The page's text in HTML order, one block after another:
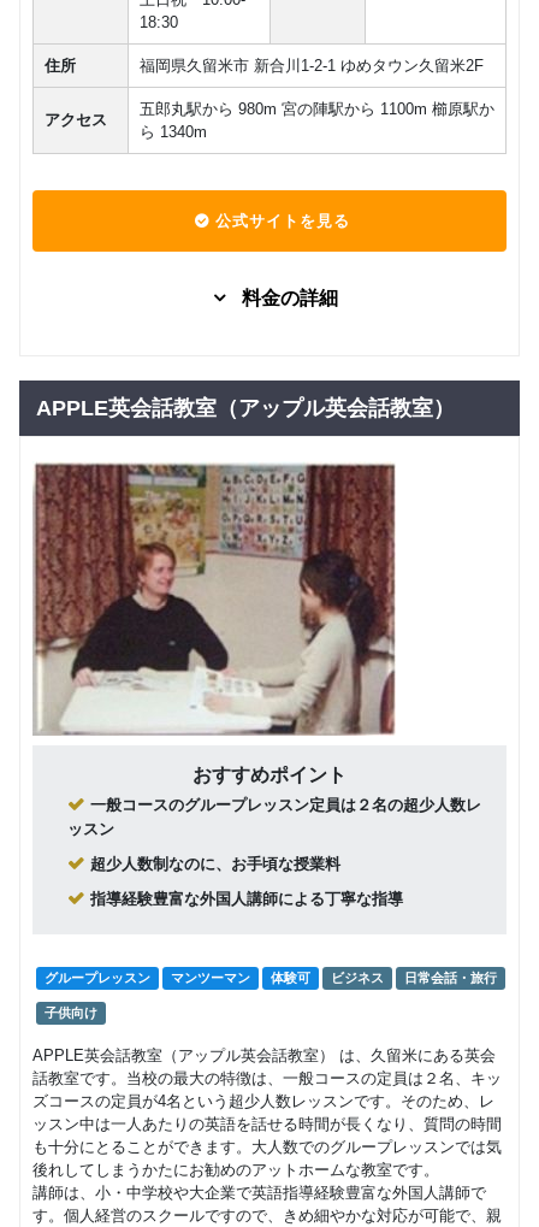
人数レッ
ビ)(小学校
(小学校
グループレッスン 子供向け
7,700
月謝制 個
級)(コン
ビ)
マンツーマン 英検
回数：4 / 1セッション50分
月謝制 少
人数レッ
スン(5級
～3級)(コ
ンビ)
グループレッスン 英検
8,800
回数：4 / 1セッション50分
英検®一次
直前演習
(5級～2級)
マンツーマン
87,450円(税込) / 総額
回数：12 / 1セッション50分
直前演習
(5級～2級)
マンツーマン 英検
66,000
英検®二次
マンツーマン 英検
英検®二次
面接対策
(3級～2級)
(コンビ)
22,000円(税込) / 総額
回数：4 / 1セッション50分
18:30
住所 福岡県久留米市 新合川1-2-1 ゆめタウン久留米2F
アクセス
五郎丸駅から 980m 宮の陣駅から 1100m 櫛原駅か
ら 1340m
公式サイトを見る
料金の詳細
ングルー
プレッス
ン
10,000
回数：4 / 1セッション40分
固定プラ
ンマンツ
ーマンレ
ッスン
マンツーマン
22,222
円(税込) / 月
回数：4 / 1セッション40分
フリープ
ラングル
ープレッ
スン
グループレッスン
10,000
回数：4 / 1セッション40分
フリープ
ラングル
ープレッ
グループレッスン
19,000円(税込) / 総額
フリープ
ラングル
スン
グループレッスン
回数：12 / 1セッション40分
レッスン
回数：4 / 1セッション40分
フリープ
ランマン
ツーマン
レッスン
50,000 円(税込) / 月
回数：8 / 1セッション40分
フリープ
ランマン
ツーマン
レッスン
マンツーマン
70,000円(税込) / 月
回数：4 / 1セッション40分
APPLE英会話教室（アップル英会話教室）
おすすめポイント
一般コースのグループレッスン定員は２名の超少人数レ
ッスン
超少人数制なのに、お手頃な授業料
指導経験豊富な外国人講師による丁寧な指導
グループレッスン マンツーマン 体験可 ビジネス 日常会話・旅行
子供向け
APPLE英会話教室（アップル英会話教室） は、久留米にある英会
話教室です。当校の最大の特徴は、一般コースの定員は２名、キッ
ズコースの定員が4名という超少人数レッスンです。そのため、レ
ッスン中は一人あたりの英語を話せる時間が長くなり、質問の時間
も十分にとることができます。大人数でのグループレッスンでは気
後れしてしまうかたにお勧めのアットホームな教室です。
講師は、小・中学校や大企業で英語指導経験豊富な外国人講師で
す。個人経営のスクールですので、きめ細やかな対応が可能で、親